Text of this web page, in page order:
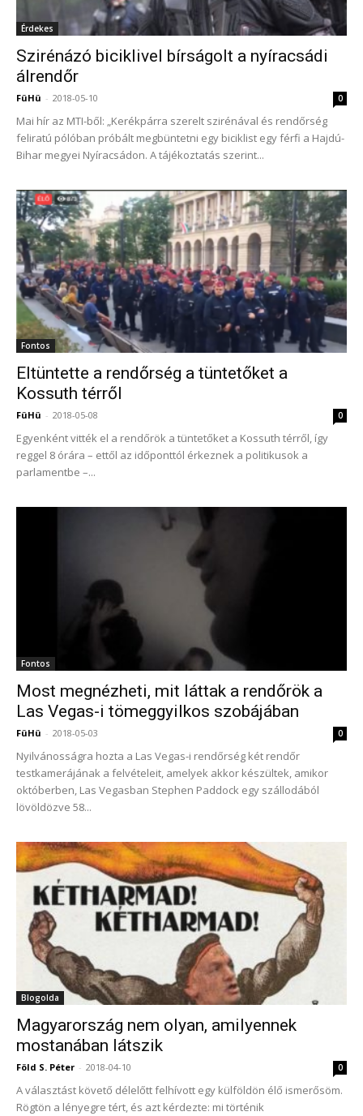
Érdekes
Szirénázó biciklivel bírságolt a nyíracsádi
álrendőr
FüHü - 2018-05-10 0
Mai hír az MTI-ből: „Kerékpárra szerelt szirénával és rendőrség
feliratú pólóban próbált megbüntetni egy biciklist egy férfi a Hajdú-
Bihar megyei Nyíracsádon. A tájékoztatás szerint...
Fontos
Eltüntette a rendőrség a tüntetőket a
Kossuth térről
FüHü - 2018-05-08 0
Egyenként vitték el a rendőrök a tüntetőket a Kossuth térről, így
reggel 8 órára – ettől az időponttól érkeznek a politikusok a
parlamentbe –...
Fontos
Most megnézheti, mit láttak a rendőrök a
Las Vegas-i tömeggyilkos szobájában
FüHü - 2018-05-03 0
Nyilvánosságra hozta a Las Vegas-i rendőrség két rendőr
testkamerájának a felvételeit, amelyek akkor készültek, amikor
októberben, Las Vegasban Stephen Paddock egy szállodából
lövöldözve 58...
Blogolda
Magyarország nem olyan, amilyennek
mostanában látszik
Föld S. Péter - 2018-04-10 0
A választást követő délelőtt felhívott egy külföldön élő ismerősöm.
Rögtön a lényegre tért, és azt kérdezte: mi történik